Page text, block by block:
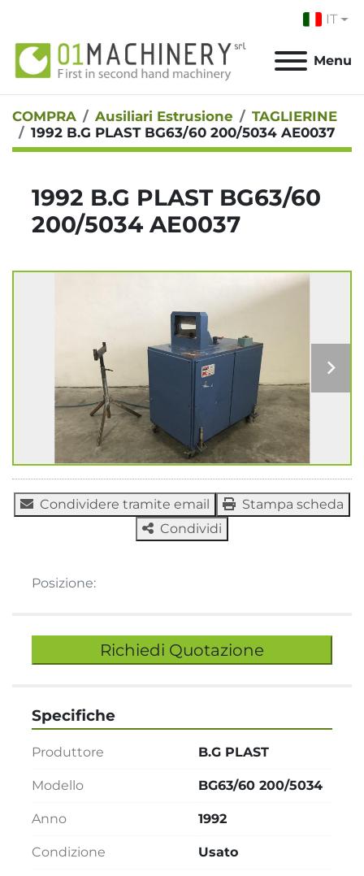
IT
Menu
COMPRA Ausiliari Estrusione
TAGLIERINE
1992 B.G PLAST BG63/60 200/5034 AE0037
1992 B.G PLAST BG63/60
200/5034 AE0037
Condividere tramite email
Stampa scheda
Condividi
Posizione:
Richiedi Quotazione
Specifiche
Produttore B.G PLAST
Modello BG63/60 200/5034
Anno 1992
Condizione Usato